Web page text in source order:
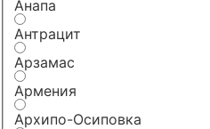
Анапа
Антрацит
Арзамас
Армения
Архипо-Осиповка